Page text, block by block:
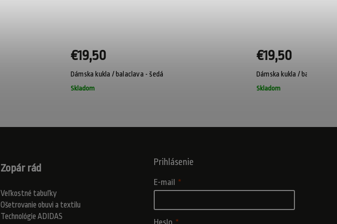
Dámska kukla / balaclava - šedá
Skladom
€19,50
Dámska kukla / balaclava -
Skladom
€19,50
Zopár rád
Veľkostné tabuľky
Ošetrovanie obuvi a textilu
Technológie ADIDAS
Prihlásenie
E-mail